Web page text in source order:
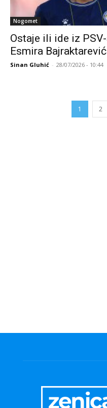
Nogomet
Ostaje ili ide iz
Esmira
Sinan Gluhić - 28/07/2026 - 10:44
1 2